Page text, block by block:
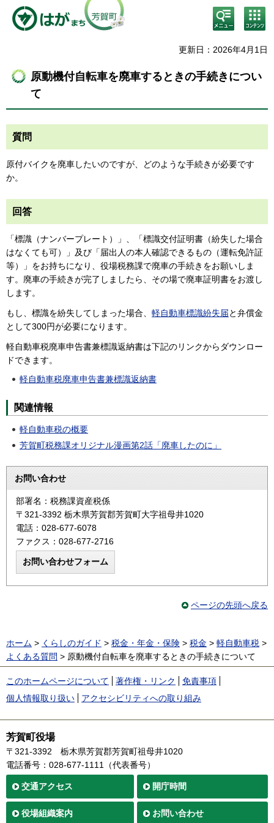
検
索・
メニ
コン
テン
ニュ
更新日：2026年4月1日
原動機付自転車を廃車するときの手続きについ
て
質問
原付バイクを廃車したいのですが、どのような手続きが必要です
か。
回答
「標識（ナンバープレート）」、「標識交付証明書（紛失した場合
はなくても可）」及び「届出人の本人確認できるもの（運転免許証
等）」をお持ちになり、役場税務課で廃車の手続きをお願いしま
す。廃車の手続きが完了しましたら、その場で廃車証明書をお渡し
します。
もし、標識を紛失してしまった場合、 軽自動車標識紛失届と弁償金
として300円が必要になります。
軽自動車税廃車申告書兼標識返納書は下記のリンクからダウンロー
ドできます。
軽自動車税廃車申告書兼標識返納書
関連情報
軽自動車税の概要
芳賀町税務課オリジナル漫画第2話「廃車したのに」
お問い合わせ
部署名：税務課資産税係
〒321-3392 栃木県芳賀郡芳賀町大字祖母井1020
電話：028-677-6078
ファクス：028-677-2716
ページの先頭へ戻る
ホーム > くらしのガイド > 税金・年金・保険 > 税金 > 軽自動車税 >
よくある質問 > 原動機付自転車を廃車するときの手続きについて
このホームページについて 著作権・リンク
免責事項
個人情報取り扱い
アクセシビリティへの取り組み
芳賀町役場
〒321-3392
栃木県芳賀郡芳賀町祖母井1020
電話番号：028-677-1111（代表番号）
交通アクセス 開庁時間
役場組織案内 お問い合わせ